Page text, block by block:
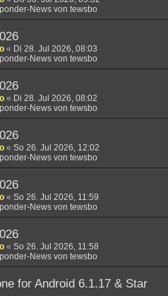
News von tewsbo
« Di 28. Jul 2026, 08:03
News von tewsbo
« Di 28. Jul 2026, 08:02
News von tewsbo
« So 26. Jul 2026, 12:02
News von tewsbo
« So 26. Jul 2026, 11:59
News von tewsbo
« So 26. Jul 2026, 11:58
News von tewsbo
for Android 6.1.17 & Star